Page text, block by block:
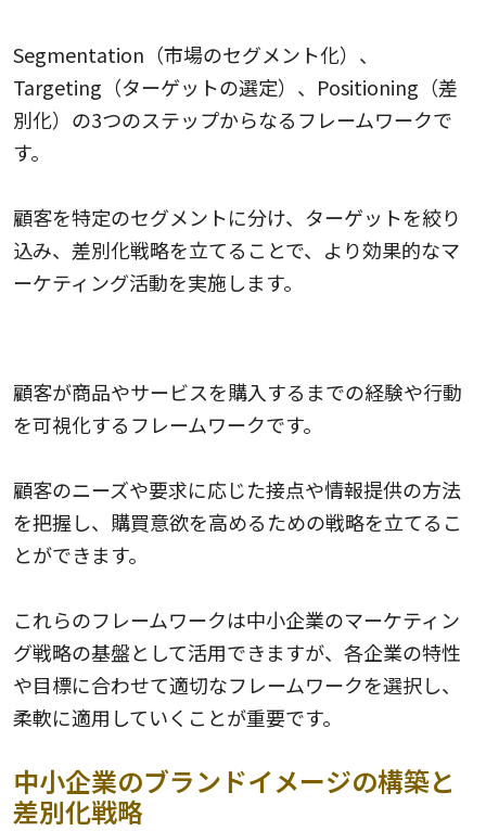
Segmentation（市場のセグメント化）、
Targeting（ターゲットの選定）、Positioning（差
別化）の3つのステップからなるフレームワークで
す。
顧客を特定のセグメントに分け、ターゲットを絞り
込み、差別化戦略を立てることで、より効果的なマ
ーケティング活動を実施します。
顧客が商品やサービスを購入するまでの経験や行動
を可視化するフレームワークです。
顧客のニーズや要求に応じた接点や情報提供の方法
を把握し、購買意欲を高めるための戦略を立てるこ
とができます。
これらのフレームワークは中小企業のマーケティン
グ戦略の基盤として活用できますが、各企業の特性
や目標に合わせて適切なフレームワークを選択し、
柔軟に適用していくことが重要です。
中小企業のブランドイメージの構築と
差別化戦略